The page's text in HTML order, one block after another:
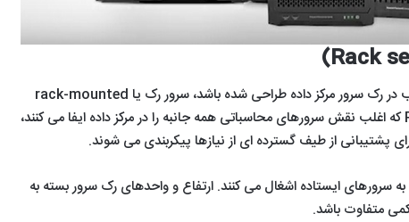
هر سروری که اختصاصاً برای نصب در رک سرور مرکز داده طراحی شده باشد، سرور رک یا rack-mounted
server نام دارد. سرورهای Rack که اغلب نقش سرورهای محاسباتی همه جانبه را در مرکز داده ایفا می کنند،
پشتیبانی از طیف گسترده ای از نیازها پیکربندی می شوند.
ایستاده اشغال می کنند. ارتفاع و واحدهای رک سرور بسته به
متفاوت باشد.
آموزش
نصب
VMware
معرفی
10مورد
بهترین
وب
1402/11/17
معرفی 10مورد از
لیست
توسط